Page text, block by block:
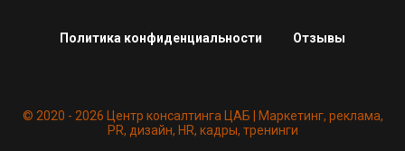
Политика конфиденциальности Отзывы
© 2020 - 2026 Центр консалтинга ЦАБ | Маркетинг, реклама,
PR, дизайн, HR, кадры, тренинги